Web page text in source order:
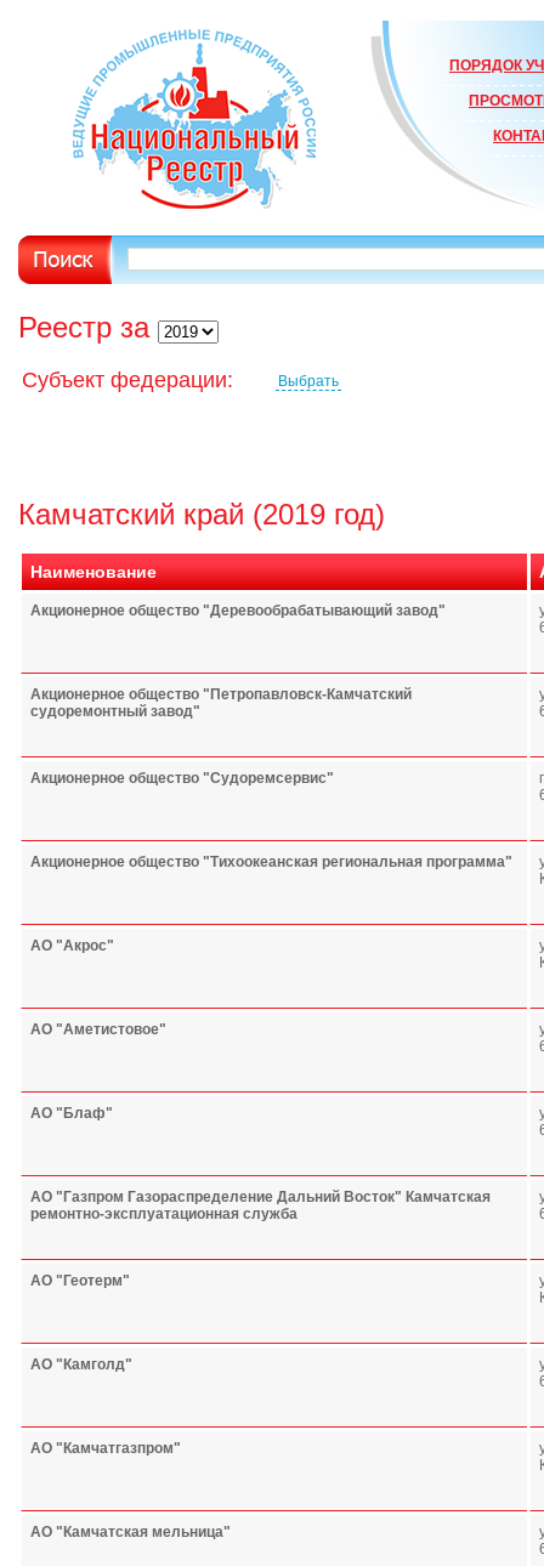
ПОРЯДОК
Реестр за
Субъект федерации: Выбрать
Камчатский край (2019 год)
Наименование
Акционерное общество "Деревообрабатывающий завод"
Акционерное общество "Петропавловск-Камчатский
судоремонтный завод"
Акционерное общество "Судоремсервис"
Акционерное общество "Тихоокеанская региональная программа"
АО "Акрос"
АО "Аметистовое"
АО "Блаф"
АО "Газпром Газораспределение Дальний Восток" Камчатская
ремонтно-эксплуатационная служба
АО "Геотерм"
АО "Камголд"
АО "Камчатгазпром"
АО "Камчатская мельница"